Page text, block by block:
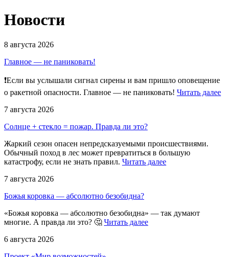
Новости
8 августа 2026
Главное — не паниковать!
❗Если вы услышали сигнал сирены и вам пришло оповещение
о ракетной опасности. Главное — не паниковать! Читать далее
7 августа 2026
Солнце + стекло = пожар. Правда ли это?
Жаркий сезон опасен непредсказуемыми происшествиями.
Обычный поход в лес может превратиться в большую
катастрофу, если не знать правил. Читать далее
7 августа 2026
Божья коровка — абсолютно безобидна?
«Божья коровка — абсолютно безобидна» — так думают
многие. А правда ли это? 🤔 Читать далее
6 августа 2026